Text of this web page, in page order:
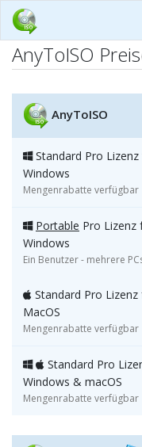
AnyToISO
AnyToISO
Standard Pro Lizenz
Windows
Mengenrabatte verfügbar
Portable Pro Lizenz
Windows
Ein Benutzer - mehrere
Standard Pro Lizenz
MacOS
Mengenrabatte verfügbar
Standard Pro
Windows & macOS
Mengenrabatte verfügbar